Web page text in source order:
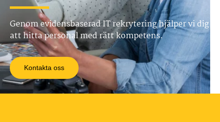
Genom evidensbaserad IT rekrytering hjälper vi dig
att hitta personal med rätt kompetens.
Kontakta oss